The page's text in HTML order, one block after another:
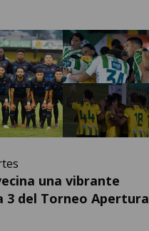
una vibrante
3 del Torneo Apertura